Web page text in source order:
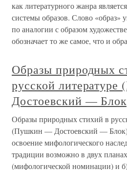
как литературного жанра
системы образов. Слово «образ»
по аналогии с образом
обозначает то же самое, что и
Образы природных
русской
Достоевский —
Образы природных стихий в
(Пушкин — Достоевский —
освоение мифологического
традиции возможно в двух
(мифологической номинации) и